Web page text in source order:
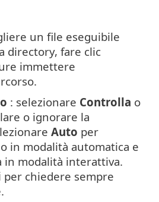
un file eseguibile
directory, fare clic
immettere
: selezionare Controlla o
o ignorare la
Auto per
in modalità automatica e
in modalità interattiva.
per chiedere sempre